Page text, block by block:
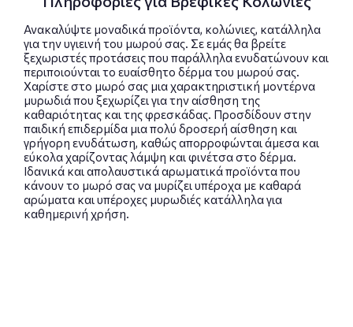
Ανακαλύψτε μοναδικά προϊόντα, κολώνιες, κατάλληλα
για την υγιεινή του μωρού σας. Σε εμάς θα βρείτε
ξεχωριστές προτάσεις που παράλληλα ενυδατώνουν και
περιποιούνται το ευαίσθητο δέρμα του μωρού σας.
Χαρίστε στο μωρό σας μια χαρακτηριστική μοντέρνα
μυρωδιά που ξεχωρίζει για την αίσθηση της
καθαριότητας και της φρεσκάδας. Προσδίδουν στην
παιδική επιδερμίδα μια πολύ δροσερή αίσθηση και
γρήγορη ενυδάτωση, καθώς απορροφώνται άμεσα και
εύκολα χαρίζοντας λάμψη και φινέτσα στο δέρμα.
Ιδανικά και απολαυστικά αρωματικά προϊόντα που
κάνουν το μωρό σας να μυρίζει υπέροχα με καθαρά
αρώματα και υπέροχες μυρωδιές κατάλληλα για
καθημερινή χρήση.